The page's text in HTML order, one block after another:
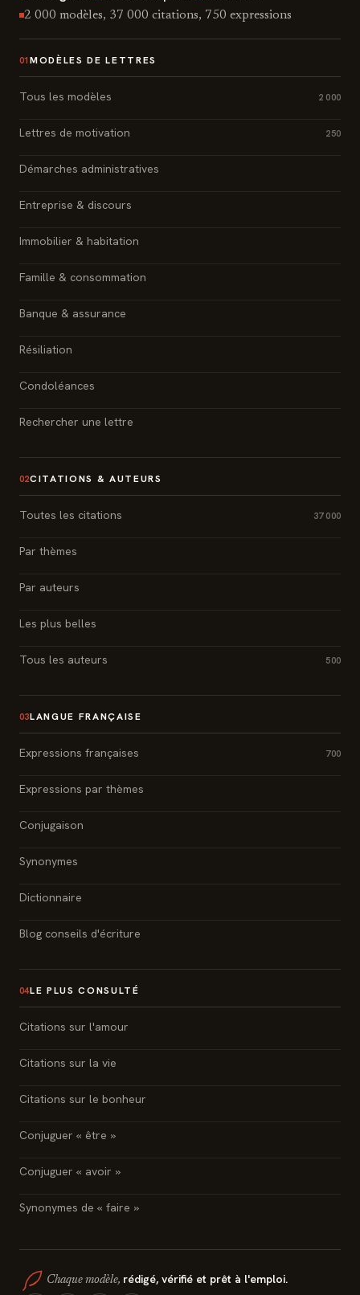
2 000 modèles, 37 000 citations, 750 expressions
01 MODÈLES DE LETTRES
Tous les modèles 2 000
Lettres de motivation 250
Démarches administratives
Entreprise & discours
Immobilier & habitation
Famille & consommation
Banque & assurance
Résiliation
Condoléances
Rechercher une lettre
02CITATIONS & AUTEURS
Toutes les citations 37 000
Par thèmes
Par auteurs
Les plus belles
Tous les auteurs 500
03LANGUE FRANÇAISE
Expressions françaises 700
Expressions par thèmes
Conjugaison
Synonymes
Dictionnaire
Blog conseils d'écriture
04LE PLUS CONSULTÉ
Citations sur l'amour
Citations sur la vie
Citations sur le bonheur
Conjuguer « être »
Conjuguer « avoir »
Synonymes de « faire »
Chaque modèle, rédigé, vérifié et prêt à l'emploi.